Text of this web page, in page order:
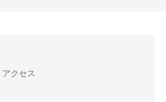
アクセス